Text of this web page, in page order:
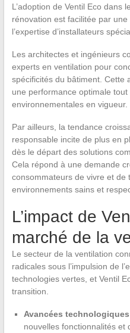
L’adoption de Ventil Eco dans
rénovation est facilitée par
l’expertise d’installateurs
Les architectes et ingénieurs
experts en ventilation pour
spécificités du bâtiment. Cette
une performance optimale
environnementales en vigueur.
Par ailleurs, la tendance
responsable incite de plus en
dès le départ des solutions
Cela répond à une demande
consommateurs de vivre et de
environnements sains et
L’impact de
marché de la
Le secteur de la ventilation
radicales sous l’impulsion de
technologies vertes, et Ventil
transition.
Avancées technologiques
nouvelles fonctionnalités et